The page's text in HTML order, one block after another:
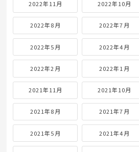
2022年11月 2022年10月
2022年8月 2022年7月
2022年5月 2022年4月
2022年2月 2022年1月
2021年11月 2021年10月
2021年8月 2021年7月
2021年5月 2021年4月